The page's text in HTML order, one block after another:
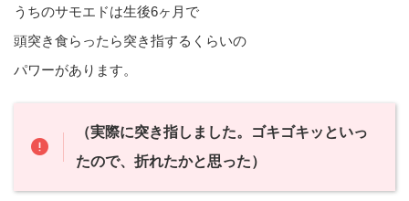
うちのサモエドは生後6ヶ月で
頭突き食らったら突き指するくらいの
パワーがあります。
（実際に突き指しました。ゴキゴキッといっ
たので、折れたかと思った）